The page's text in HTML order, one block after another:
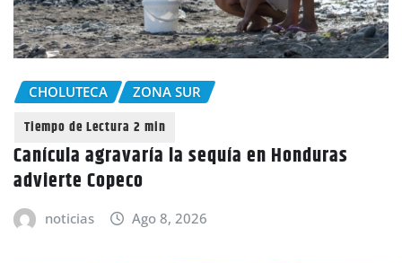
CHOLUTECA ZONA SUR
Canícula agravaría la sequía en Honduras
advierte Copeco
noticias Ago 8, 2026